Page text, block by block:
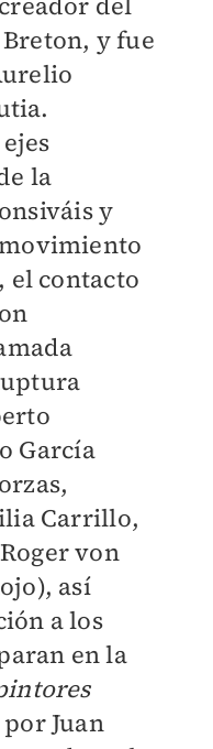
y fue
la
y
el contacto
García
Carrillo,
von
así
a los
en la
Juan